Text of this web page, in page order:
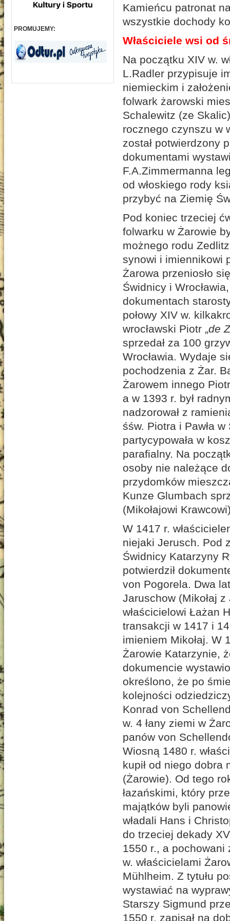
PROMUJEMY:
Kamieńcu patronat
wszystkie dochody
Właściciele wsi od
Na początku XIV w.
L.Radler przypisuje
niemieckim i
folwark żarowski
Schalewitz (ze
rocznego czynszu w
został potwierdzony
dokumentami
F.A.Zimmermanna
od włoskiego rody
przybyć na Ziemię
Pod koniec trzeciej
folwarku w Żarowie
możnego rodu
synowi i imiennikowi
Żarowa przeniosło
Świdnicy i
dokumentach
połowy XIV w.
wrocławski Piotr „de
sprzedał za 100
Wrocławia. Wydaje
pochodzenia z Żar.
Żarowem innego
a w 1393 r. był
nadzorował z
śśw. Piotra i Pawła
partycypowała w
parafialny. Na
osoby nie należące
przydomków
Kunze Glumbach
(Mikołajowi
W 1417 r.
niejaki Jerusch. Pod
Świdnicy Katarzyny
potwierdził
von Pogorela. Dwa
Jaruschow (Mikołaj
właścicielowi Łażan
transakcji w 1417 i
imieniem Mikołaj. W
Żarowie Katarzynie,
dokumencie
określono, że po
kolejności
Konrad von
w. 4 łany ziemi w
panów von
Wiosną 1480 r.
kupił od niego dobra
(Żarowie). Od tego
łazańskimi, który
majątków byli
władali Hans i
do trzeciej dekady
1550 r., a pochowani
w. właścicielami
Mühlheim. Z tytułu
wystawiać na
Starszy Sigmund
1550 r. zapisał na